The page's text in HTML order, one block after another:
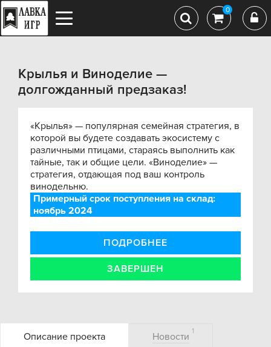
0
Крылья и Виноделие —
долгожданный предзаказ!
«Крылья» — популярная семейная стратегия, в
которой вы будете создавать экосистему с
различными птицами, стараясь выполнить как
тайные, так и общие цели. «Виноделие» —
стратегия, отдающая под ваш контроль
винодельню.
Примерный срок поступления на склад:
ноябрь 2024
ПОДРОБНЕЕ
ЗАВЕРШЕН
Описание проекта Новости 1